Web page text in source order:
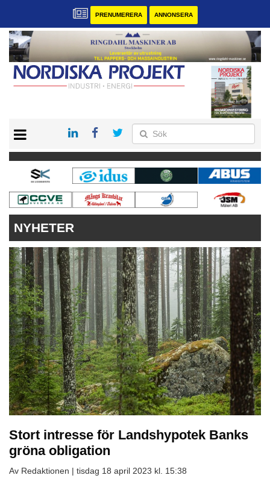
PRENUMERERA ANNONSERA
KONTAKT
VÅRA ANDRA MAGASIN
PRENUMERERA
ANNONSERA
NYHETER
Stort intresse för Landshypotek Banks
gröna obligation
Av Redaktionen | tisdag 18 april 2023 kl. 15:38